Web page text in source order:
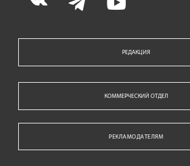
РЕДАКЦИЯ
КОММЕРЧЕСКИЙ ОТДЕЛ
РЕКЛАМОДАТЕЛЯМ